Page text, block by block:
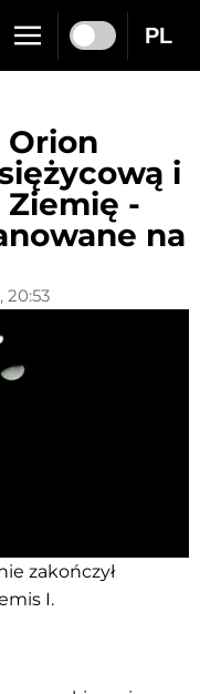
PL
Orion
i
-
na
20:53
zakończył
I.